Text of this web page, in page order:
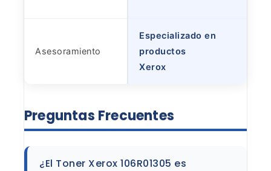
Asesoramiento
Especializado en
productos
Xerox
Preguntas Frecuentes
¿El Toner Xerox 106R01305 es